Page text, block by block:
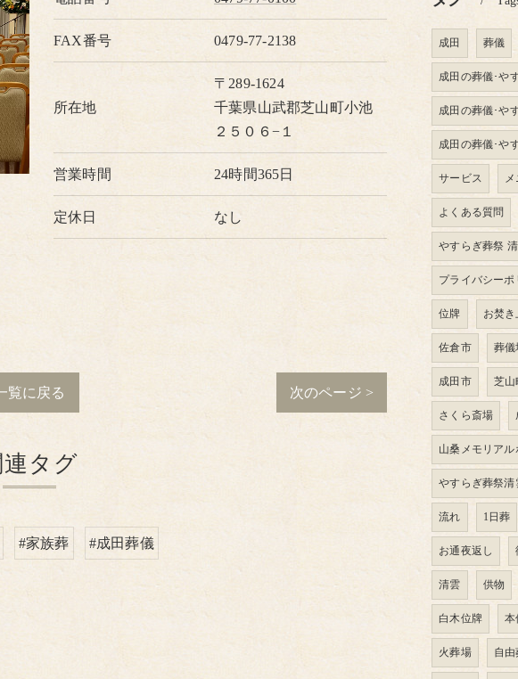
FAX番号 0479-77-2138
所在地
〒289-1624
千葉県山武郡芝山町小池
２５０６−１
営業時間 24時間365日
定休日 なし
覧に戻る 次のページ >
連タグ
#家族葬 #成田葬儀
成田 葬儀
成田の葬儀･や
成田の葬儀･や
成田の葬儀･や
サービス
よくある質問
やすらぎ葬祭
プライバシーポ
位牌 お焚
佐倉市 葬儀
成田市 芝山
さくら斎場
山桑メモリアル
やすらぎ葬祭清
流れ 1日葬
お通夜返し
清雲 供物
白木位牌 本
火葬場 自由